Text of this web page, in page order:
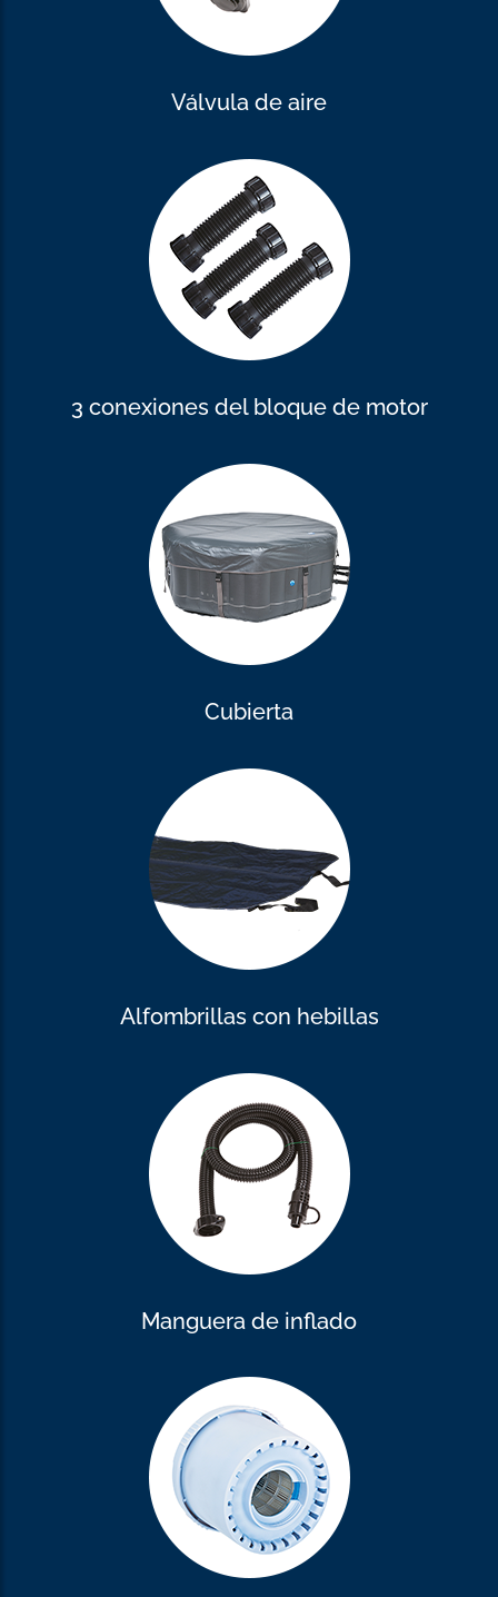
Válvula de aire
3 conexiones del bloque de motor
Cubierta
Alfombrillas con hebillas
Manguera de inflado